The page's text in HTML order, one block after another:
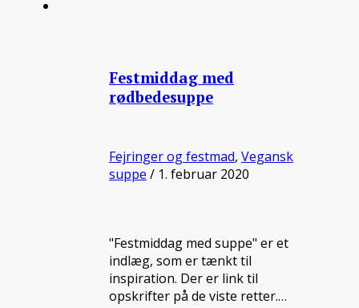
Festmiddag med
rødbedesuppe
Fejringer og festmad, Vegansk
suppe / 1. februar 2020
"Festmiddag med suppe" er et
indlæg, som er tænkt til
inspiration. Der er link til
opskrifter på de viste retter.…